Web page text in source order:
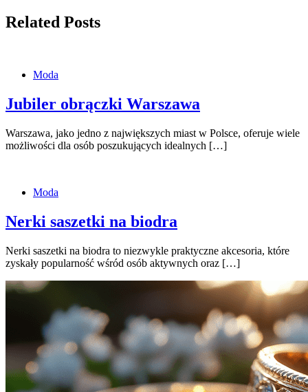
Related Posts
Moda
Jubiler obrączki Warszawa
Warszawa, jako jedno z największych miast w Polsce, oferuje wiele
możliwości dla osób poszukujących idealnych […]
Moda
Nerki saszetki na biodra
Nerki saszetki na biodra to niezwykle praktyczne akcesoria, które
zyskały popularność wśród osób aktywnych oraz […]